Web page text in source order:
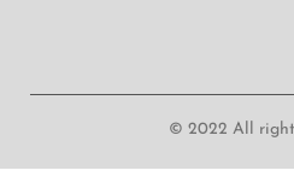
© 2022 All